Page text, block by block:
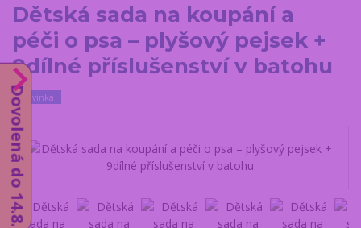
Dětská sada na koupání a
péči o psa – plyšový pejsek +
9dílné příslušenství v batohu
Novinka
Dovolená do 14.8.